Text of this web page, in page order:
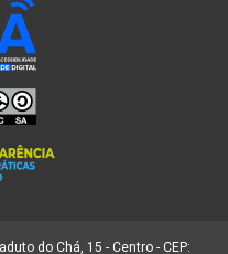
do Chá, 15 - Centro - CEP: